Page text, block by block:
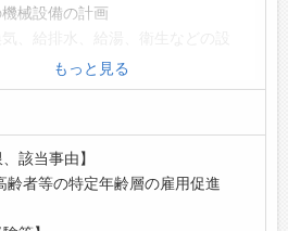
械設備の計画
作成
備担当者との打ち合わせ
事管理
きれば尚良し。
変更なし
もっと見る
、該当事由】
齢者等の特定年齢層の雇用促進